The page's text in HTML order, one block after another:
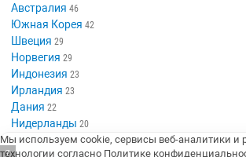
Австралия 46
Южная Корея 42
Швеция 29
Норвегия 29
Индонезия 23
Ирландия 23
Дания 22
Нидерланды 20
Финляндия 18
Мы используем cookie, сервисы веб-аналитики и
технологии согласно Политике
6